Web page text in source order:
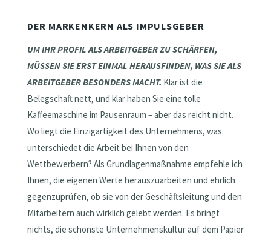
DER MARKENKERN ALS IMPULSGEBER
UM IHR PROFIL ALS ARBEITGEBER ZU SCHÄRFEN,
MÜSSEN SIE ERST EINMAL HERAUSFINDEN, WAS SIE ALS
ARBEITGEBER BESONDERS MACHT. Klar ist die
Belegschaft nett, und klar haben Sie eine tolle
Kaffeemaschine im Pausenraum – aber das reicht nicht.
Wo liegt die Einzigartigkeit des Unternehmens, was
unterschiedet die Arbeit bei Ihnen von den
Wettbewerbern? Als Grundlagenmaßnahme empfehle ich
Ihnen, die eigenen Werte herauszuarbeiten und ehrlich
gegenzuprüfen, ob sie von der Geschäftsleitung und den
Mitarbeitern auch wirklich gelebt werden. Es bringt
nichts, die schönste Unternehmenskultur auf dem Papier